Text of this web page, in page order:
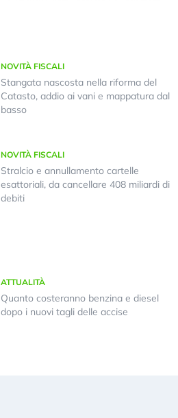
NOVITÀ FISCALI
Stangata nascosta nella riforma del
Catasto, addio ai vani e mappatura dal
basso
NOVITÀ FISCALI
Stralcio e annullamento cartelle
esattoriali, da cancellare 408 miliardi di
debiti
ATTUALITÀ
Quanto costeranno benzina e diesel
dopo i nuovi tagli delle accise